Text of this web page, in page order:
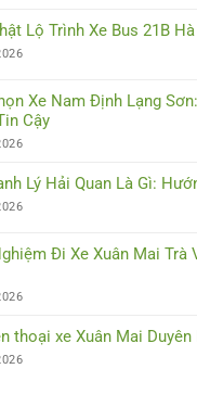
Lộ Trình Xe Bus 21B
Xe Nam Định Lạng
Cậy
Lý Hải Quan Là Gì:
Đi Xe Xuân Mai Trà
thoại xe Xuân Mai